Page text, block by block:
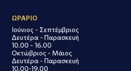
ΩΡΑΡΙΟ
Ιούνιος - Σεπτέμβριος
Δευτέρα - Παρασκευή
10.00 - 16.00
Οκτώβριος - Μάιος
Δευτέρα - Παρασκευή
10.00-19.00